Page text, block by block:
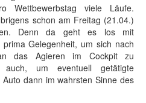
Wettbewerbstag viele Läufe.
schon am Freitag (21.04.)
Denn da geht es los mit
Gelegenheit, um sich nach
das Agieren im Cockpit zu
auch, um eventuell getätigte
dann im wahrsten Sinne des